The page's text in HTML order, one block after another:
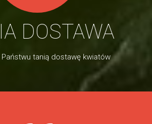
DOSTAWA
tanią dostawę kwiatów